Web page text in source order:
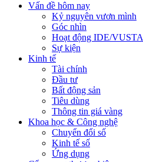
Vấn đề hôm nay
Kỷ nguyên vươn mình
Góc nhìn
Hoạt động IDE/VUSTA
Sự kiện
Kinh tế
Tài chính
Đầu tư
Bất động sản
Tiêu dùng
Thông tin giá vàng
Khoa học & Công nghệ
Chuyển đổi số
Kinh tế số
Ứng dụng